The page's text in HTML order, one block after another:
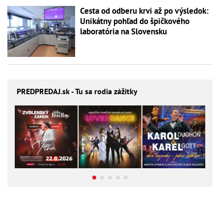
Cesta od odberu krvi až po výsledok:
Unikátny pohľad do špičkového
laboratória na Slovensku
PREDPREDAJ.sk - Tu sa rodia zážitky